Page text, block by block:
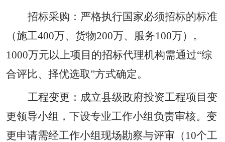
招标采购：严格执行国家必须招标的标准
（施工400万、货物200万、服务100万）。
1000万元以上项目的招标代理机构需通过“综
合评比、择优选取”方式确定。
工程变更：成立县级政府投资工程项目变
更领导小组，下设专业工作小组负责审核。变
更申请需经工作小组现场勘察与评审（ 10个工